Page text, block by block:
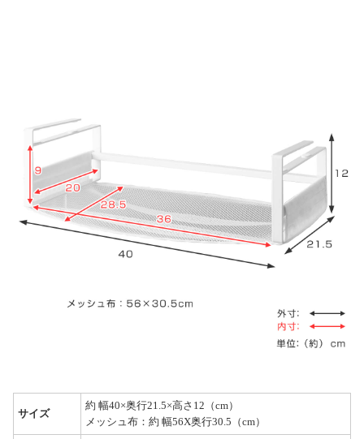
サイズ
約 幅40×奥行21.5×高さ12（cm）
メッシュ布：約 幅56X奥行30.5（cm）